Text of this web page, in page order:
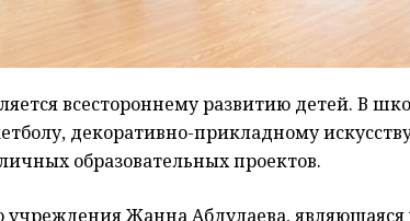
всестороннему развитию детей. В
декоративно-прикладному
образовательных проектов.
учреждения Жанна Абдулаева,